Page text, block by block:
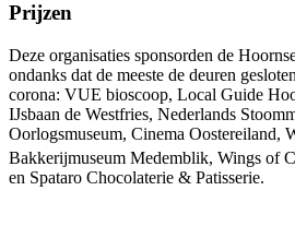
Prijzen
Deze organisaties sponsorden de
ondanks dat de meeste de deuren
corona: VUE bioscoop, Local Guide
IJsbaan de Westfries, Nederlands
Oorlogsmuseum, Cinema Oostereiland,
Bakkerijmuseum Medemblik, Wings of
en Spataro Chocolaterie & Patisserie.